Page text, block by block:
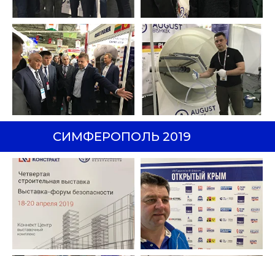
СИМФЕРОПОЛЬ 2019